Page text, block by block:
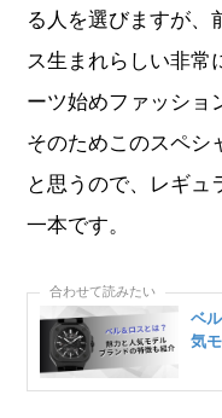
る人を選びますが、
ス生まれらしい非常
ーツ始めファッショ
そのためこのスペシ
と思うので、レギュ
一本です。
ベ
気